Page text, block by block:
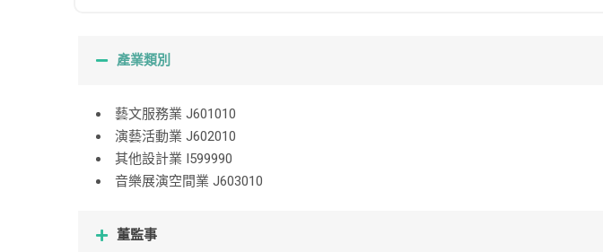
產業類別
藝文服務業 J601010
演藝活動業 J602010
其他設計業 I599990
音樂展演空間業 J603010
董監事